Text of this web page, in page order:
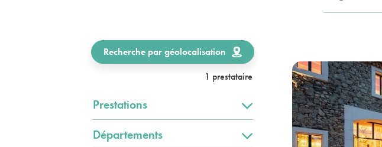
Recherche par géolocalisation
1 prestataire
Prestations
Départements